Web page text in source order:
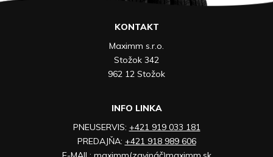
KONTAKT
Maximm s.r.o.
Stožok 342
962 12 Stožok
INFO LINKA
PNEUSERVIS: +421 919 033 181
PREDAJŇA: +421 918 989 606